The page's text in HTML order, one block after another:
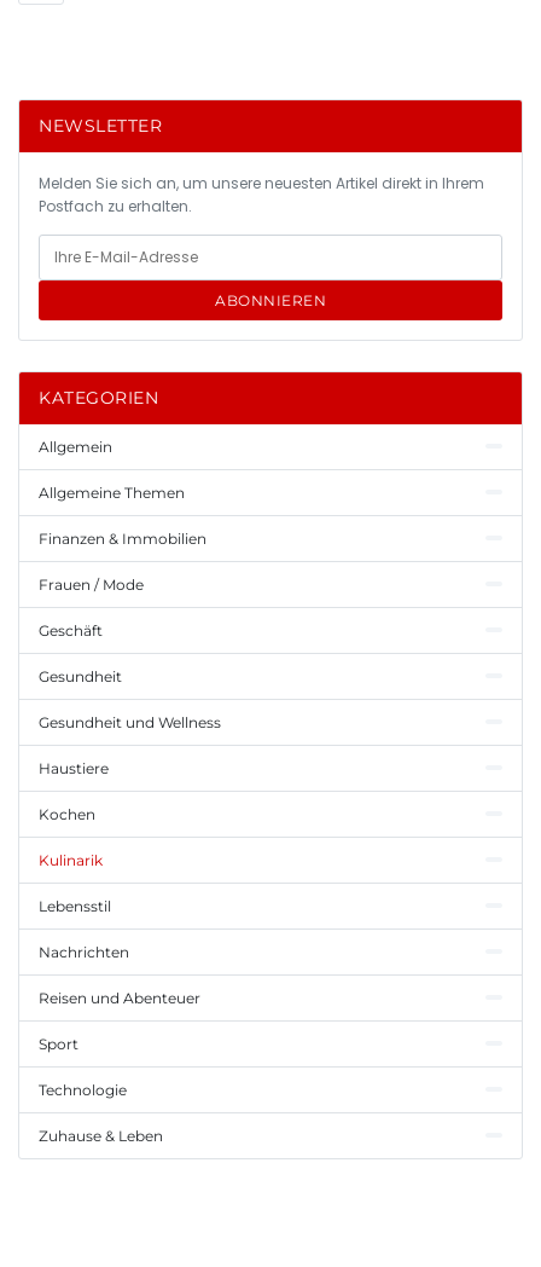
NEWSLETTER
Melden Sie sich an, um unsere neuesten Artikel direkt in Ihrem
Postfach zu erhalten.
ABONNIEREN
KATEGORIEN
Allgemein
Allgemeine Themen
Finanzen & Immobilien
Frauen / Mode
Geschäft
Gesundheit
Gesundheit und Wellness
Haustiere
Kochen
Kulinarik
Lebensstil
Nachrichten
Reisen und Abenteuer
Sport
Technologie
Zuhause & Leben